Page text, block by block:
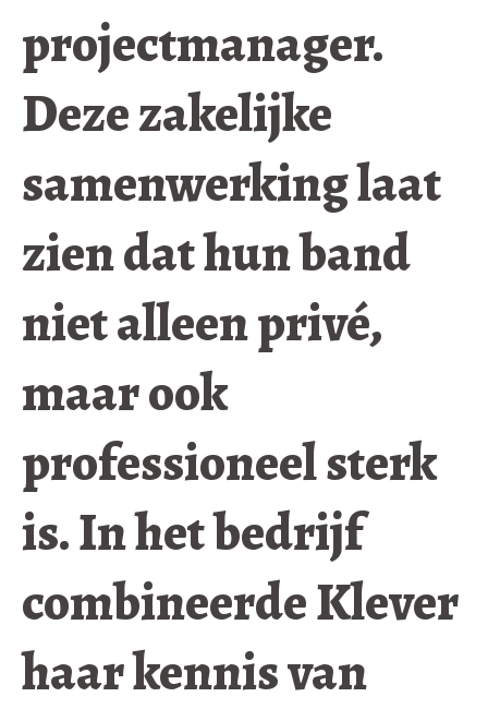
projectmanager.
Deze zakelijke
samenwerking laat
zien dat hun band
niet alleen privé,
maar ook
professioneel sterk
is. In het bedrijf
combineerde Klever
haar kennis van